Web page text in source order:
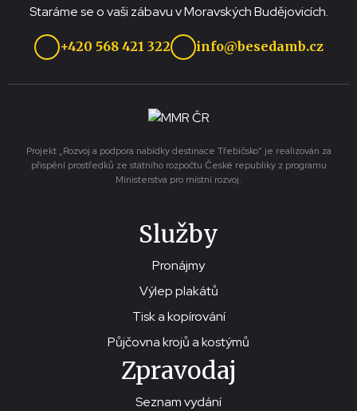
Staráme se o vaši zábavu v Moravských Budějovicích.
+420 568 421 322 info@besedamb.cz
Projekt „Rozvoj a podpora nabídky destinace Třebíčsko“ je realizován za
přispění prostředků ze státního rozpočtu České republiky z programu
Ministerstva pro místní rozvoj.
Služby
Pronájmy
Výlep plakátů
Tisk a kopírování
Půjčovna krojů a kostýmů
Zpravodaj
Seznam vydání